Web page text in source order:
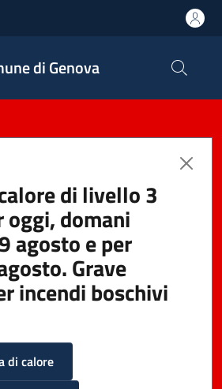
di Genova
di livello 3
oggi, domani
agosto e per
Grave
incendi boschivi
di calore